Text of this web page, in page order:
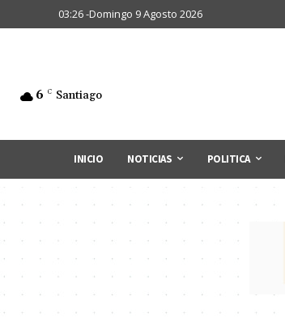
03:26 -Domingo 9 Agosto 2026
6 C Santiago
INICIO NOTICIAS POLITICA